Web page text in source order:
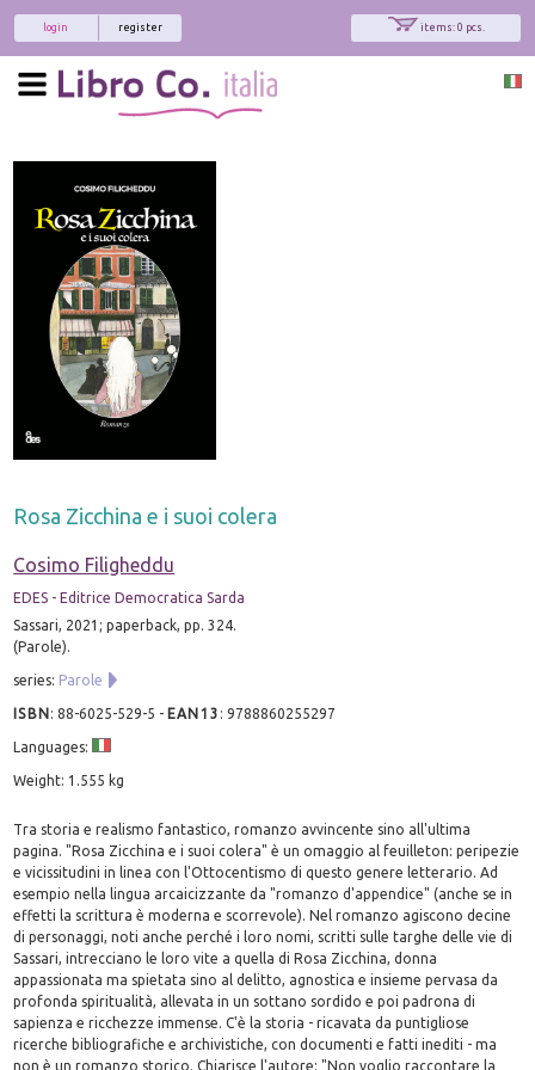
items: 0 pcs.
register
login
Rosa Zicchina e i suoi colera
Cosimo Filigheddu
EDES - Editrice Democratica Sarda
Sassari, 2021; paperback, pp. 324.
(Parole).
series: Parole
ISBN:88-6025-529-5 - EAN13 :9788860255297
Languages:
Weight: 1.555 kg
Tra storia e realismo fantastico, romanzo avvincente sino all'ultima
pagina. "Rosa Zicchina e i suoi colera" è un omaggio al feuilleton: peripezie
e vicissitudini in linea con l'Ottocentismo di questo genere letterario. Ad
esempio nella lingua arcaicizzante da "romanzo d'appendice" (anche se in
effetti la scrittura è moderna e scorrevole). Nel romanzo agiscono decine
di personaggi, noti anche perché i loro nomi, scritti sulle targhe delle vie di
Sassari, intrecciano le loro vite a quella di Rosa Zicchina, donna
appassionata ma spietata sino al delitto, agnostica e insieme pervasa da
profonda spiritualità, allevata in un sottano sordido e poi padrona di
sapienza e ricchezze immense. C'è la storia - ricavata da puntigliose
ricerche bibliografiche e archivistiche, con documenti e fatti inediti - ma
non è un romanzo storico. Chiarisce l'autore: "Non voglio raccontare la